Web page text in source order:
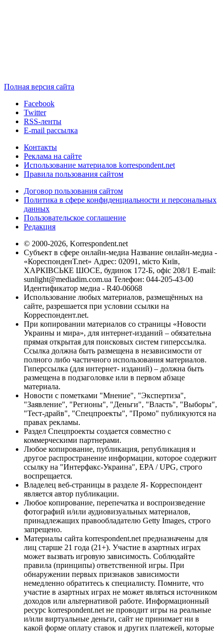
Полная версия сайта
Facebook
Twitter
RSS-ленты
E-mail рассылка
Контакты
Реклама на сайте
Использование материалов korrespondent.net
Правила пользования сайтом
Договор пользования сайтом
Политика в сфере конфиденциальности и персональных
данных
Пользовательское соглашение
Редакция
© 2000-2026, Korrespondent.net
Субъект в сфере онлайн-медиа Название онлайн-медиа -
«КореспонденТ.net» Адрес: 02091, місто Київ,
ХАРКІВСЬКЕ ШОСЕ, будинок 172-Б, офіс 208/1 E-mail:
sunlight@mediadim.com.ua Телефон: 044-205-43-00
Идентификатор медиа - R40-06068
Использование любых материалов, размещённых на
сайте, разрешается при условии ссылки на
Корреспондент.net.
При копировании материалов со страницы «Новости
Украины и мира», для интернет-изданий – обязательна
прямая открытая для поисковых систем гиперссылка.
Ссылка должна быть размещена в независимости от
полного либо частичного использования материалов.
Гиперссылка (для интернет- изданий) – должна быть
размещена в подзаголовке или в первом абзаце
материала.
Новости с пометками "Мнение", "Экспертиза",
"Заявление", "Регионы", "Деньги", "Власть", "Выборы",
"Тест-драйв", "Спецпроекты", "Промо" публикуются на
правах рекламы.
Раздел Спецпроекты создается совместно с
коммерческими партнерами.
Любое копирование, публикация, републикация и
другое распространение информации, которое содержит
ссылку на "Интерфакс-Украина", EPA / UPG, строго
воспрещается.
Владелец веб-страницы в разделе Я- Корреспондент
является автор публикации.
Любое копирование, перепечатка и воспроизведение
фотографий и/или аудиовизуальных материалов,
принадлежащих правообладателю Getty Images, строго
запрещено.
Материалы сайта korrespondent.net предназначены для
лиц старше 21 года (21+). Участие в азартных играх
может вызвать игровую зависимость. Соблюдайте
правила (принципы) ответственной игры. При
обнаружении первых признаков зависимости
немедленно обратитесь к специалисту. Помните, что
участие в азартных играх не может являться источником
доходов или альтернативой работе. Информационный
ресурс korrespondent.net не проводит игры на реальные
и/или виртуальные деньги, сайт не принимает ни в
какой форме оплату ставок и других платежей, которые